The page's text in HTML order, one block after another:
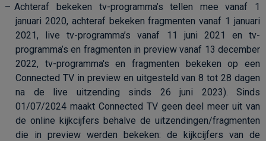
Achteraf bekeken tv-programma’s tellen mee vanaf 1
januari 2020, achteraf bekeken fragmenten vanaf 1 januari
2021, live tv-programma’s vanaf 11 juni 2021 en tv-
programma’s en fragmenten in preview vanaf 13 december
2022, tv-programma's en fragmenten bekeken op een
Connected TV in preview en uitgesteld van 8 tot 28 dagen
na de live uitzending sinds 26 juni 2023). Sinds
01/07/2024 maakt Connected TV geen deel meer uit van
de online kijkcijfers behalve de uitzendingen/fragmenten
die in preview werden bekeken: de kijkcijfers van de